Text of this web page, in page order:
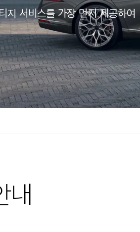
지 서비스를 가장 먼저 제공하여
내